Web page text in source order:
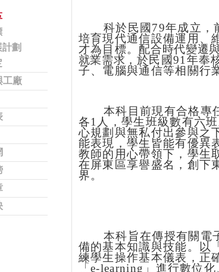
劃
工廠
科於民國79年成立，
培育現代通信設備運用、
才為目標。 配合時代變遷
就業需求， 於民國91年奉
子、電腦與通信等相關行
本科目前現有合格專
各1人，學生班級數有六
心規劃與無私付出參與之
能表現，學生皆能有優異
教師的用心帶領下，學生
在屏東區享譽盛名，創下
界。
本科旨在傳授有關電
備的基本知識與技能。以
練學生操作基本儀表，正
「e-learning」進行數位